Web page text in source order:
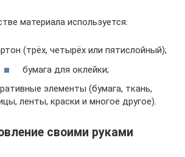
материала используется:
(трёх, четырёх или пятислойный);
бумага для оклейки;
элементы (бумага, ткань,
ленты, краски и многое другое).
своими руками